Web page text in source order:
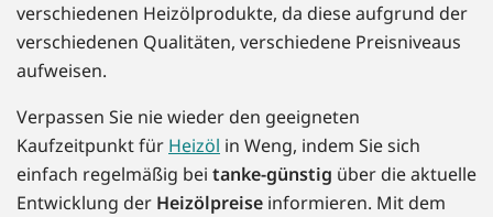
verschiedenen Heizölprodukte, da diese aufgrund der
verschiedenen Qualitäten, verschiedene Preisniveaus
aufweisen.
Verpassen Sie nie wieder den geeigneten
Kaufzeitpunkt für Heizöl in Weng, indem Sie sich
einfach regelmäßig bei tanke-günstig über die aktuelle
Entwicklung der Heizölpreise informieren. Mit dem